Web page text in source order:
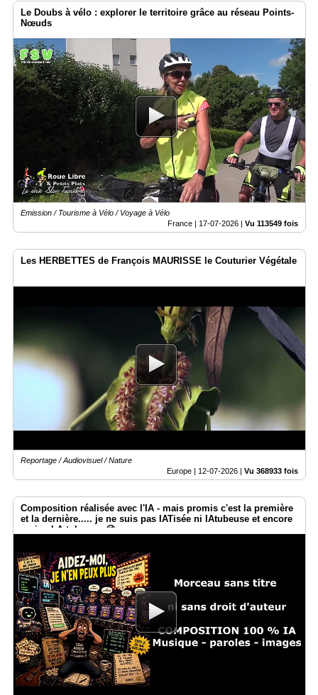
Le Doubs à vélo : explorer le territoire grâce au réseau Points-
Nœuds
Emission / Tourisme à Vélo / Voyage à Vélo
France | 17-07-2026 | Vu 113549 fois
Les HERBETTES de François MAURISSE le Couturier Végétale
Reportage / Audiovisuel / Nature
Europe | 12-07-2026 | Vu 368933 fois
Composition réalisée avec l'IA - mais promis c'est la première
et la dernière..... je ne suis pas IATisée ni IAtubeuse et encore
moins I.A.tokeuse. 😉